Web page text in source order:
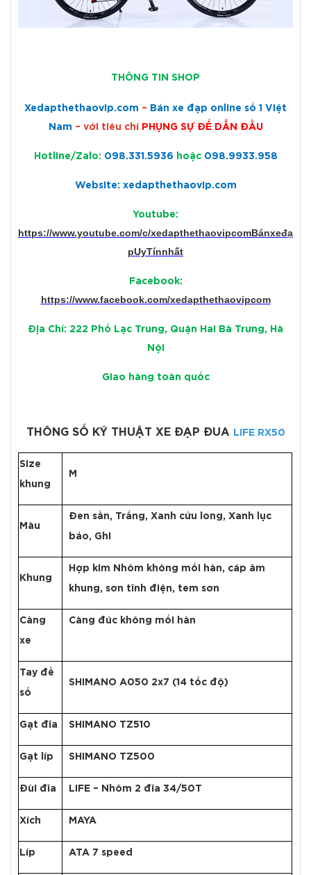
THÔNG TIN SHOP
Xedapthethaovip.com – Bán xe đạp online số 1 Việt
Nam – với tiêu chí PHỤNG SỰ ĐỂ DẪN ĐẦU
Hotline/Zalo: 098.331.5936 hoặc 098.9933.958
Website: xedapthethaovip.com
Youtube:
https://www.youtube.com/c/xedapthethaovipcomBánxeđạ
pUyTínnhất
Facebook:
https://www.facebook.com/xedapthethaovipcom
Địa Chỉ: 222 Phố Lạc Trung, Quận Hai Bà Trưng, Hà
Nội
Giao hàng toàn quốc
THÔNG SỐ KỸ THUẬT XE ĐẠP ĐUA LIFE RX50
Size
khung
M
Màu
Đen sần, Trắng, Xanh cửu long, Xanh lục
bảo, Ghi
Khung
Hợp kim Nhôm không mối hàn, cáp âm
khung, sơn tĩnh điện, tem sơn
Càng
xe
Càng đúc không mối hàn
Tay đề
số
SHIMANO A050 2x7 (14 tốc độ)
Gạt đĩa SHIMANO TZ510
Gạt líp SHIMANO TZ500
Đùi đĩa LIFE – Nhôm 2 đĩa 34/50T
Xích MAYA
Líp ATA 7 speed